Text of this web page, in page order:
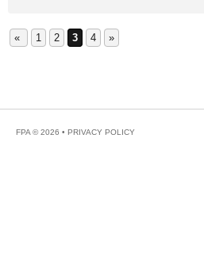
« 1 2 3 4 »
FPA © 2026 • PRIVACY POLICY